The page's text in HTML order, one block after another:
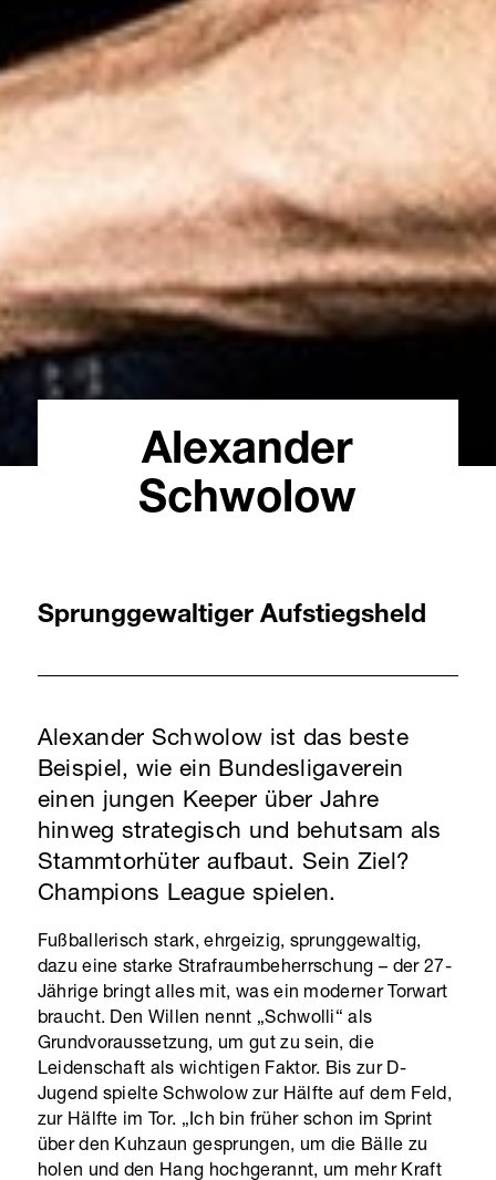
Alexander
Schwolow
Sprunggewaltiger Aufstiegsheld
Alexander Schwolow ist das beste
Beispiel, wie ein Bundesligaverein
einen jungen Keeper über Jahre
hinweg strategisch und behutsam als
Stammtorhüter aufbaut. Sein Ziel?
Champions League spielen.
Fußballerisch stark, ehrgeizig, sprunggewaltig,
dazu eine starke Strafraumbeherrschung – der 27-
Jährige bringt alles mit, was ein moderner Torwart
braucht. Den Willen nennt „Schwolli“ als
Grundvoraussetzung, um gut zu sein, die
Leidenschaft als wichtigen Faktor. Bis zur D-
Jugend spielte Schwolow zur Hälfte auf dem Feld,
zur Hälfte im Tor. „Ich bin früher schon im Sprint
über den Kuhzaun gesprungen, um die Bälle zu
holen und den Hang hochgerannt, um mehr Kraft